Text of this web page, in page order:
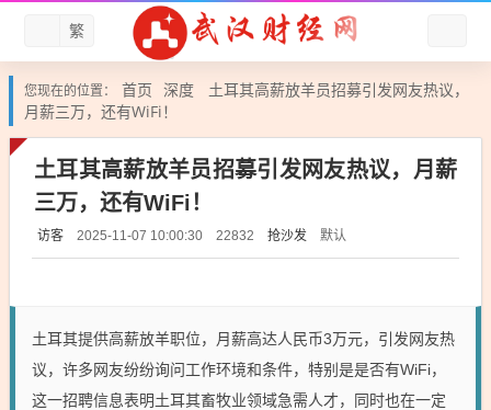
繁
您现在的位置： 首页 深度
土耳其高薪放羊员招募引发网友热议，
月薪三万，还有WiFi！
土耳其高薪放羊员招募引发网友热议，月薪
三万，还有WiFi！
访客 2025-11-07 10:00:30 22832 抢沙发 默认
土耳其提供高薪放羊职位，月薪高达人民币3万元，引发网友热
议，许多网友纷纷询问工作环境和条件，特别是是否有WiFi，
这一招聘信息表明土耳其畜牧业领域急需人才，同时也在一定